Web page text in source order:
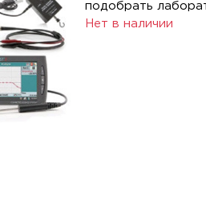
подобрать
Нет в наличии